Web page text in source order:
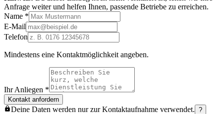
Anfrage weiter und helfen Ihnen, passende Betriebe zu erreichen.
Name *
E-Mail
Telefon
Mindestens eine Kontaktmöglichkeit angeben.
Ihr Anliegen *
Kontakt anfordern
Deine Daten werden nur zur Kontaktaufnahme verwendet. ?